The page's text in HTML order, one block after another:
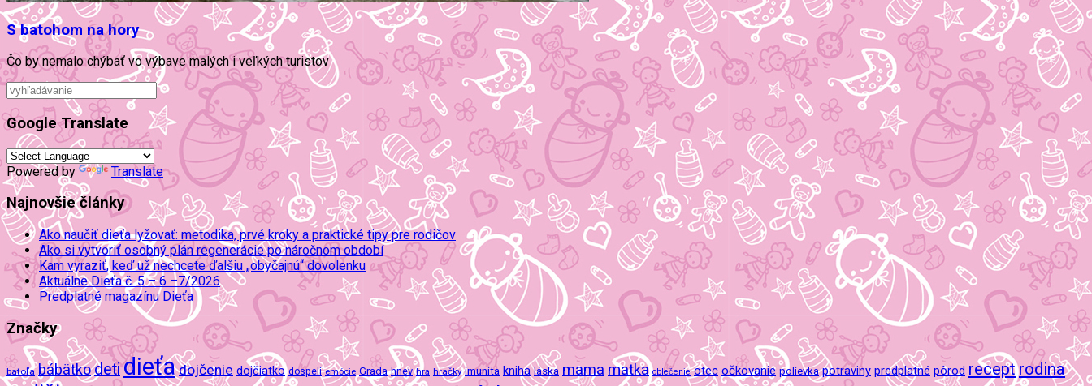
S batohom na hory
Čo by nemalo chýbať vo výbave malých i veľkých turistov
Google Translate
Powered by Translate
Najnovšie články
Ako naučiť dieťa lyžovať: metodika, prvé kroky a praktické tipy pre rodičov
Ako si vytvoriť osobný plán regenerácie po náročnom období
Kam vyraziť, keď už nechcete ďalšiu „obyčajnú“ dovolenku
Aktuálne Dieťa č. 5 – 6 –7/2026
Predplatné magazínu Dieťa
Značky
batoľa bábätkodetidieťa dojčenie dojčiatko dospelí emócie Grada hnev hra hračky imunita kniha láska mama matka oblečenie otec očkovanie polievka potraviny predplatné pôrod recept rodina